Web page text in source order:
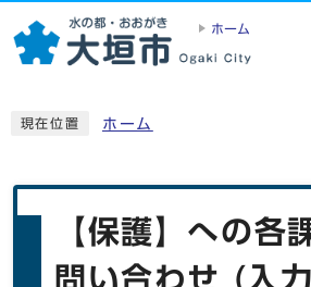
ホーム
現在位置 ホーム
【保護】への各
問い合わせ (入